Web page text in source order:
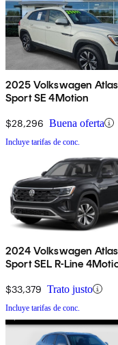
2025 Volkswagen
Sport SE 4Motion
$28,296 Buena oferta
Incluye tarifas de conc.
2024 Volkswagen
Sport SEL R-Line
$33,379 Trato justo
Incluye tarifas de conc.